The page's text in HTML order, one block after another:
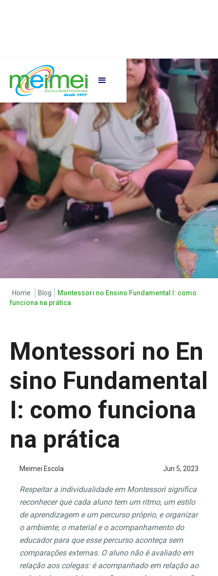
Home Blog
Montessori no Ensino Fundamental I: como
funciona na prática
Montessori no En
sino Fundamental
I: como funciona
na prática
Meimei Escola Jun 5, 2023
Respeitar a individualidade em Montessori significa
reconhecer que cada aluno tem um ritmo, um estilo
de aprendizagem e um percurso próprio, e organizar
o ambiente, o material e o acompanhamento do
educador para que esse percurso aconteça sem
comparações externas. O aluno não é avaliado em
relação aos colegas: é acompanhado em relação ao